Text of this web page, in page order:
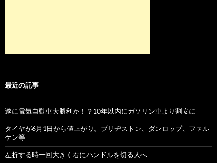
最近の記事
遂に電気自動車大勝利か！？10年以内にガソリン車より割安に
タイヤが6月1日から値上がり。ブリヂストン、ダンロップ、ファル
ケン等
左折する時一回大きく右にハンドルを切る人へ